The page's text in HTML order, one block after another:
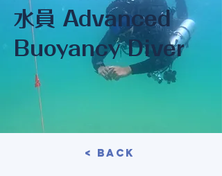
水員 Advanced
Buoyancy Diver
< Back